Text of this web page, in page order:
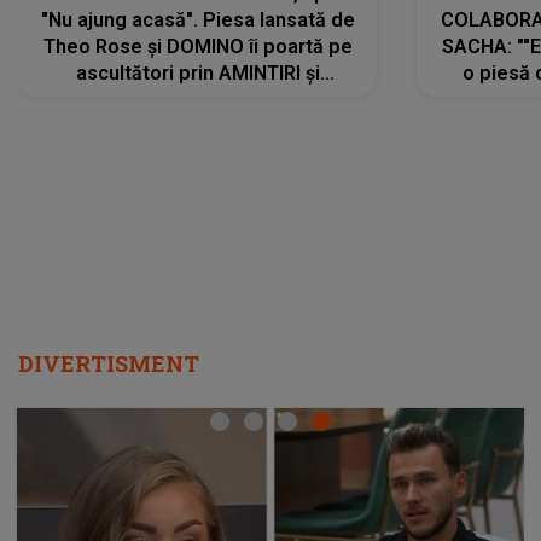
"Nu ajung acasă". Piesa lansată de
Theo Rose și DOMINO îi poartă pe
ascultători prin AMINTIRI și
SACHA:
o piesă
DIVERTISMENT